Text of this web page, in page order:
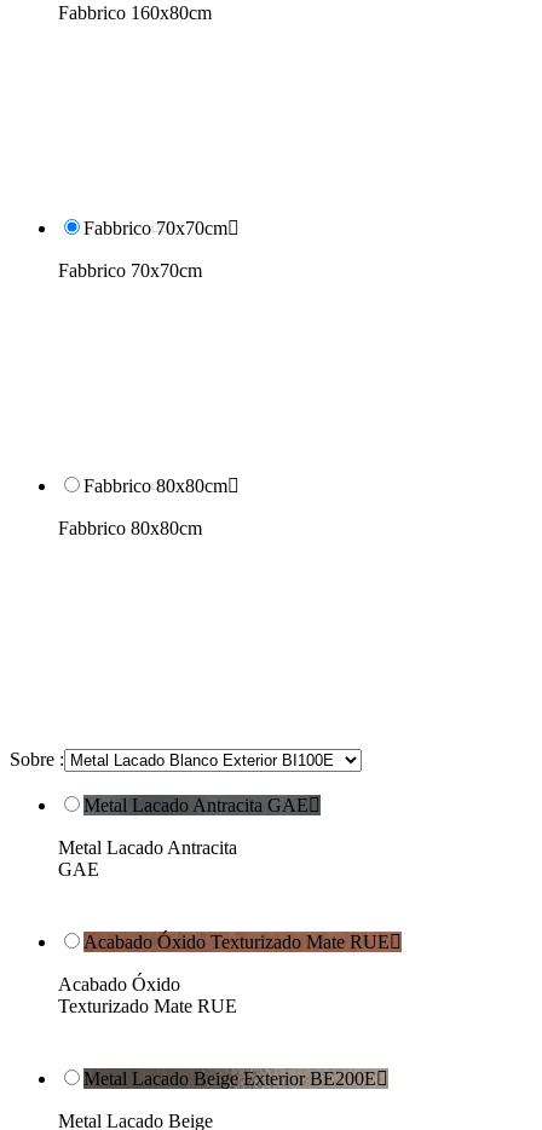
Fabbrico 160x80cm
Fabbrico 70x70cm
Fabbrico 70x70cm
Fabbrico 80x80cm
Fabbrico 80x80cm
Sobre :
Metal Lacado Antracita GAE
Metal Lacado Antracita
GAE
Acabado Óxido Texturizado Mate RUE
Acabado Óxido
Texturizado Mate RUE
Metal Lacado Beige Exterior BE200E
Metal Lacado Beige